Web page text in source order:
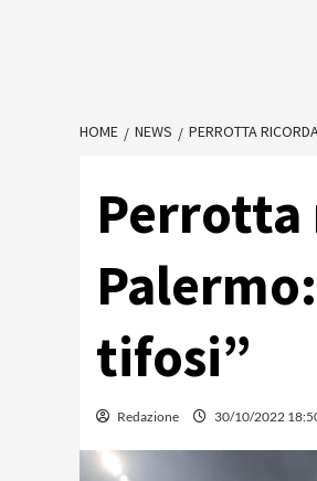
HOME NEWS PERROTTA
Perrotta
tifosi”
Redazione 30/10/2022